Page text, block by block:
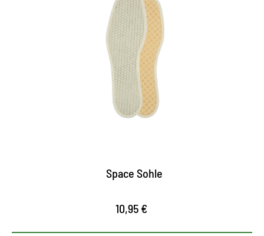
Intelligente Einlegesohle
Einlegesohle mit Weltraumtechnologie für
maximalen Komfort
reagiert aktiv auf Temperaturwechsel, reguliert
die Temperatur im Schuh und gleicht
Schwankungen der Körpertemperatur aus
Bedarf wieder an den Fuß ab
Space Sohle
10,95 €